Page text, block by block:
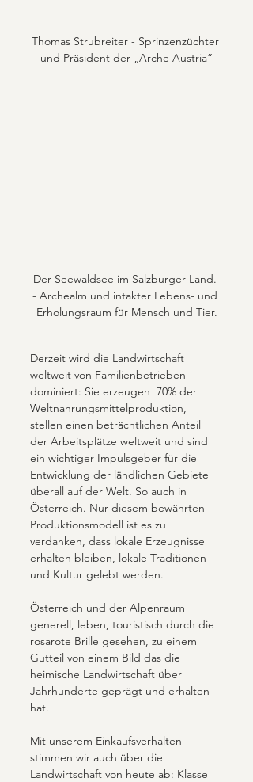
Thomas Strubreiter - Sprinzenzüchter
und Präsident der „Arche Austria”
Der Seewaldsee im Salzburger Land.
- Archealm und intakter Lebens- und
Erholungsraum für Mensch und Tier.
Derzeit wird die Landwirtschaft
weltweit von Familienbetrieben
dominiert: Sie erzeugen  70% der
Weltnahrungsmittelproduktion,
stellen einen beträchtlichen Anteil
der Arbeitsplätze weltweit und sind
ein wichtiger Impulsgeber für die
Entwicklung der ländlichen Gebiete
überall auf der Welt. So auch in
Österreich. Nur diesem bewährten
Produktionsmodell ist es zu
verdanken, dass lokale Erzeugnisse
erhalten bleiben, lokale Traditionen
und Kultur gelebt werden.
Österreich und der Alpenraum
generell, leben, touristisch durch die
rosarote Brille gesehen, zu einem
Gutteil von einem Bild das die
heimische Landwirtschaft über
Jahrhunderte geprägt und erhalten
hat.
Mit unserem Einkaufsverhalten
stimmen wir auch über die
Landwirtschaft von heute ab: Klasse